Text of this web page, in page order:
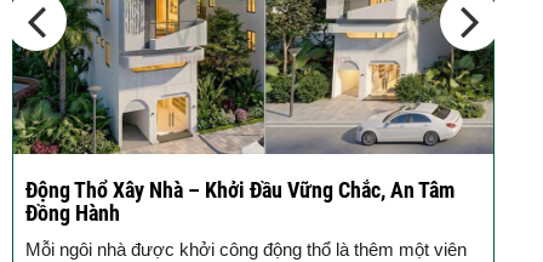
Động Thổ Xây Nhà – Khởi Đầu Vững Chắc, An Tâm
Đồng Hành
Mỗi ngôi nhà được khởi công động thổ là thêm một viên